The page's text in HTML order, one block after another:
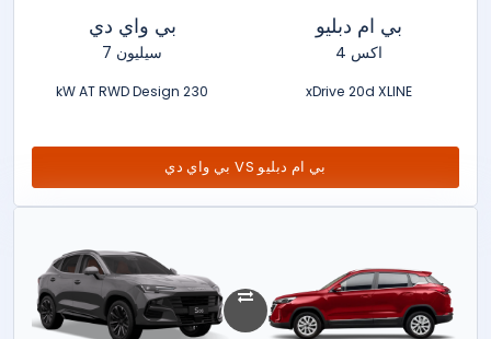
بي ام دبليو
اكس 4
xDrive 20d XLINE
بي واي دي
سيليون 7
230 kW AT RWD Design
بي ام دبليو VS بي واي دي